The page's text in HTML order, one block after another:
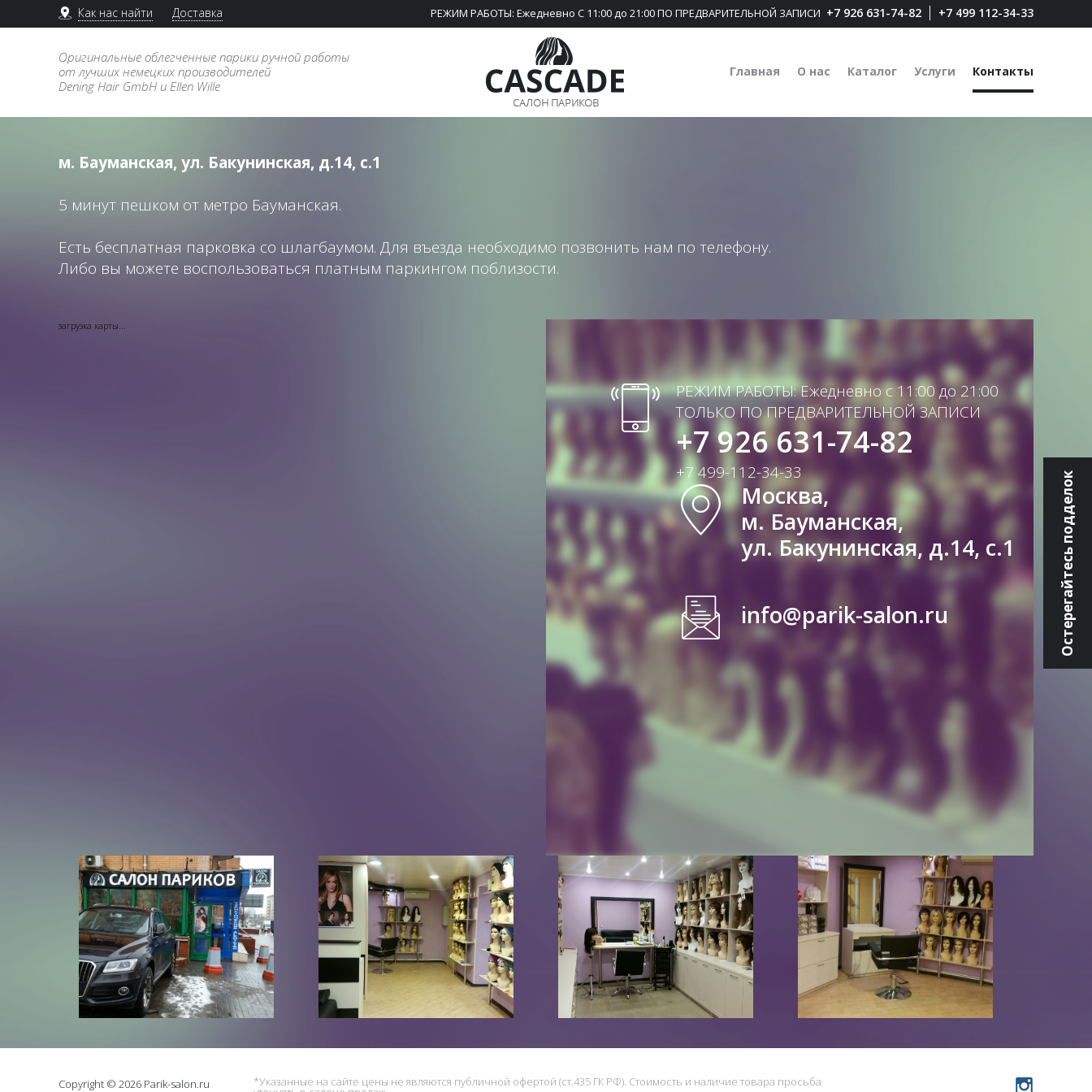
Как нас найти Доставка РЕЖИМ РАБОТЫ: Ежедневно С 11:00 до 21:00 ПО ПРЕДВАРИТЕЛЬНОЙ ЗАПИСИ +7 926 631-74-82 | +7 499 112-34-33
Оригинальные облегченные парики ручной работы
от лучших немецких производителей
Dening Hair GmbH и Ellen Wille
Главная О нас Каталог Услуги Контакты
м. Бауманская, ул. Бакунинская, д.14, с.1
5 минут пешком от метро Бауманская.
Есть бесплатная парковка со шлагбаумом. Для въезда необходимо позвонить нам по телефону.
Либо вы можете воспользоваться платным паркингом поблизости.
загрузка карты...
РЕЖИМ РАБОТЫ: Ежедневно с 11:00 до 21:00
ТОЛЬКО ПО ПРЕДВАРИТЕЛЬНОЙ ЗАПИСИ
+7 926 631-74-82
+7 499-112-34-33
Москва,
м. Бауманская,
ул. Бакунинская, д.14, с.1
info@parik-salon.ru
Copyright © 2026 Parik-salon.ru *Указанные на сайте цены не являются публичной офертой (ст.435 ГК РФ). Стоимость и наличие товара просьба
Остерегайтесь подделок